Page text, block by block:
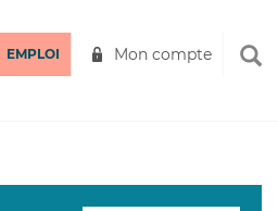
EMPLOI Mon compte